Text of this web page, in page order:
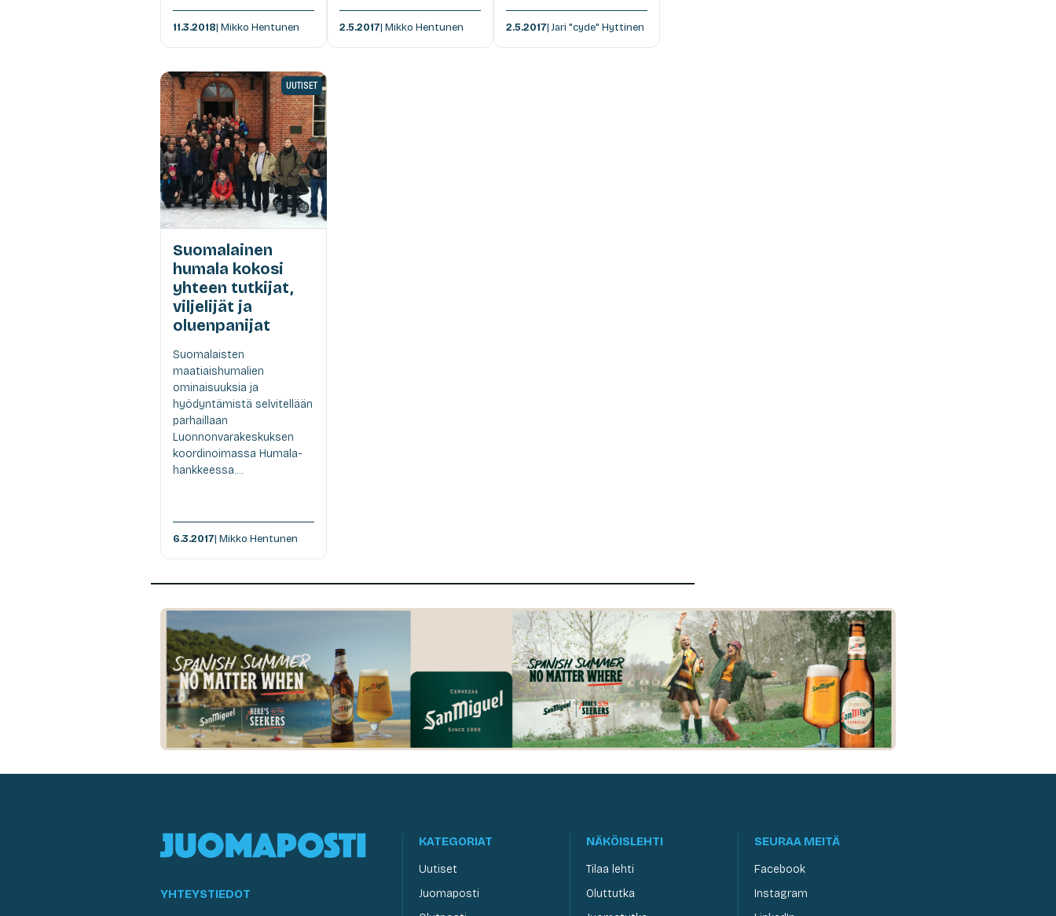
11.3.2018| Mikko Hentunen 2.5.2017| Mikko Hentunen 2.5.2017| Jari "cyde" Hyttinen
UUTISET
Suomalainen
humala kokosi
yhteen tutkijat,
viljelijät ja
oluenpanijat
Suomalaisten
maatiaishumalien
ominaisuuksia ja
hyödyntämistä selvitellään
parhaillaan
Luonnonvarakeskuksen
koordinoimassa Humala-
hankkeessa....
6.3.2017| Mikko Hentunen
YHTEYSTIEDOT
KATEGORIAT
Uutiset
Juomaposti
NÄKÖISLEHTI
Tilaa lehti
Oluttutka
SEURAA MEITÄ
Facebook
Instagram